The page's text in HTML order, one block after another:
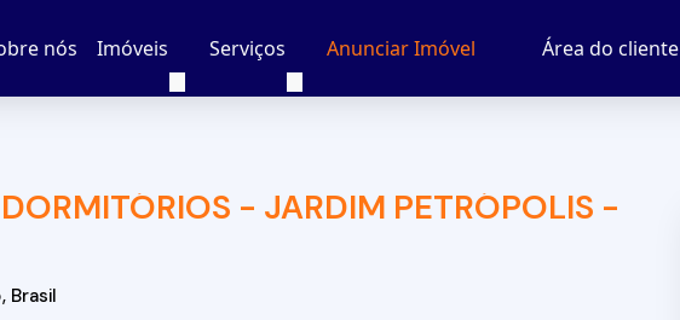
Área do cliente
Anunciar Imóvel
Serviços
Imóveis
nós
- JARDIM PETRÓPOLIS -
, Brasil